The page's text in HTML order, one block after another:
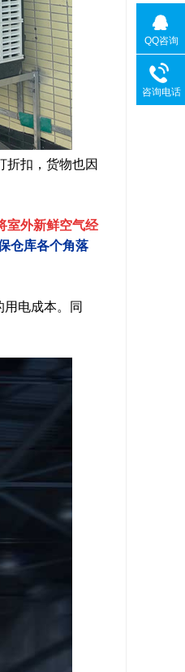
折扣，货物也因
室外新鲜空气经
仓库各个角落
电成本。同
QQ咨询
咨询电话